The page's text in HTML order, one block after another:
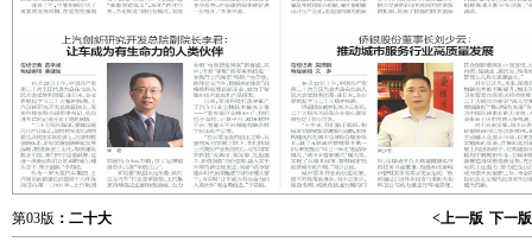
第03版 ：二十大 下一
<上一版